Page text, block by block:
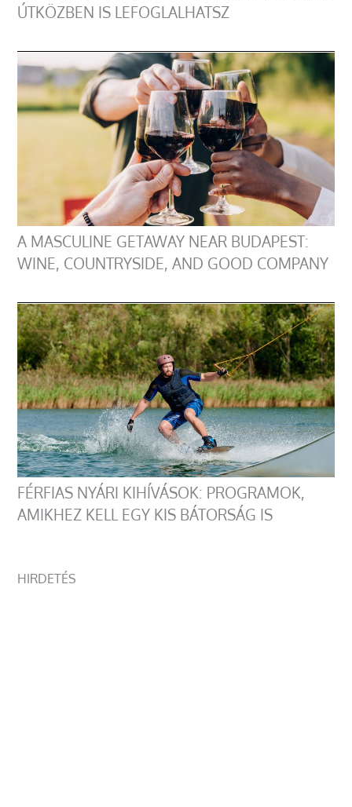
ÚTKÖZBEN IS LEFOGLALHATSZ
A MASCULINE GETAWAY NEAR BUDAPEST:
WINE, COUNTRYSIDE, AND GOOD COMPANY
FÉRFIAS NYÁRI KIHÍVÁSOK: PROGRAMOK,
AMIKHEZ KELL EGY KIS BÁTORSÁG IS
HIRDETÉS